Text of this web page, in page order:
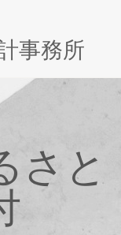
事務所
さと